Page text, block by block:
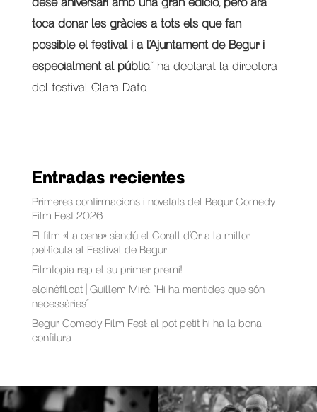
toca donar les gràcies a tots els que fan
possible el festival i a l’Ajuntament de Begur i
especialment al públic.” ha declarat la directora
del festival Clara Dato.
Entradas recientes
Primeres confirmacions i novetats del Begur Comedy
Film Fest 2026
El film «La cena» s’endú el Corall d’Or a la millor
pel·lícula al Festival de Begur
Filmtopia rep el su primer premi!
elcinèfil.cat | Guillem Miró: “Hi ha mentides que són
necessàries”
Begur Comedy Film Fest: al pot petit hi ha la bona
confitura